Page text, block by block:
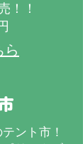
！！
ら
ント市！